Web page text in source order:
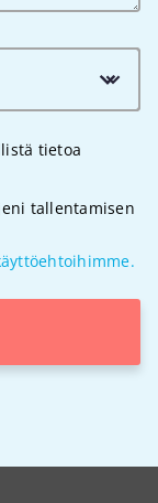
tietoa
tallentamisen